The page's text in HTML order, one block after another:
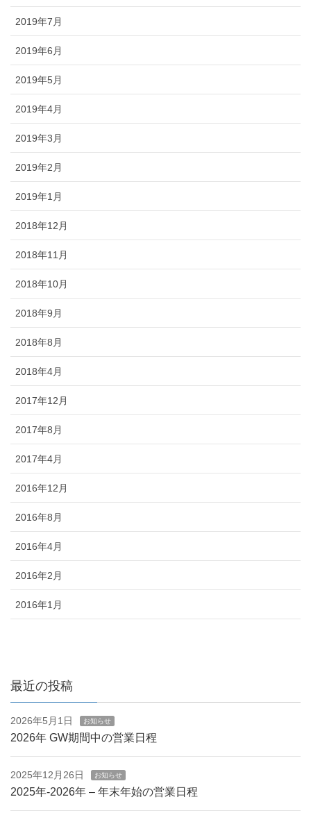
2019年7月
2019年6月
2019年5月
2019年4月
2019年3月
2019年2月
2019年1月
2018年12月
2018年11月
2018年10月
2018年9月
2018年8月
2018年4月
2017年12月
2017年8月
2017年4月
2016年12月
2016年8月
2016年4月
2016年2月
2016年1月
最近の投稿
2026年5月1日 お知らせ
2026年 GW期間中の営業日程
2025年12月26日 お知らせ
2025年-2026年 – 年末年始の営業日程